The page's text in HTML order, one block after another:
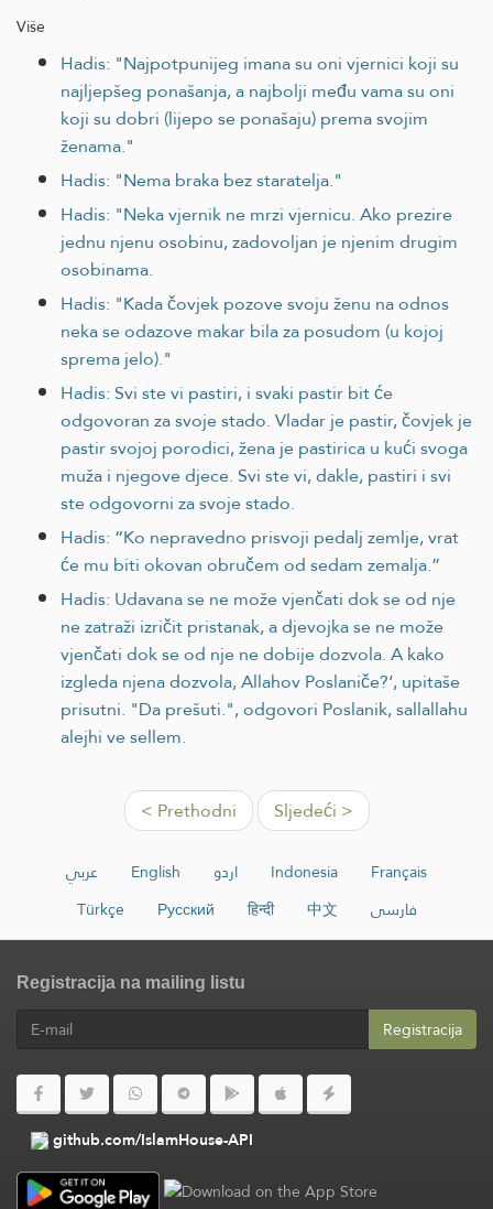
Više
Hadis: "Najpotpunijeg imana su oni vjernici koji su
najljepšeg ponašanja, a najbolji među vama su oni
koji su dobri (lijepo se ponašaju) prema svojim
ženama."
Hadis: "Nema braka bez staratelja."
Hadis: "Neka vjernik ne mrzi vjernicu. Ako prezire
jednu njenu osobinu, zadovoljan je njenim drugim
osobinama.
Hadis: "Kada čovjek pozove svoju ženu na odnos
neka se odazove makar bila za posudom (u kojoj
sprema jelo)."
Hadis: Svi ste vi pastiri, i svaki pastir bit će
odgovoran za svoje stado. Vladar je pastir, čovjek je
pastir svojoj porodici, žena je pastirica u kući svoga
muža i njegove djece. Svi ste vi, dakle, pastiri i svi
ste odgovorni za svoje stado.
Hadis: “Ko nepravedno prisvoji pedalj zemlje, vrat
će mu biti okovan obručem od sedam zemalja.”
Hadis: Udavana se ne može vjenčati dok se od nje
ne zatraži izričit pristanak, a djevojka se ne može
vjenčati dok se od nje ne dobije dozvola. A kako
izgleda njena dozvola, Allahov Poslaniče?‘, upitaše
prisutni. "Da prešuti.", odgovori Poslanik, sallallahu
alejhi ve sellem.
< Prethodni Sljedeći >
عربي English اردو Indonesia
Français
Türkçe
Русский हिन्दी 中文 فارسی
Registracija na mailing listu
Registracija
github.com/IslamHouse-API